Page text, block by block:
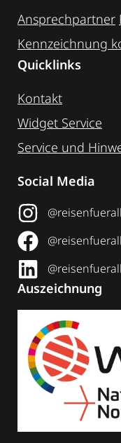
Ansprechpartner
Kennzeichnung
Quicklinks
Kontakt
Widget Service
Service und
Social Media
Auszeichnung